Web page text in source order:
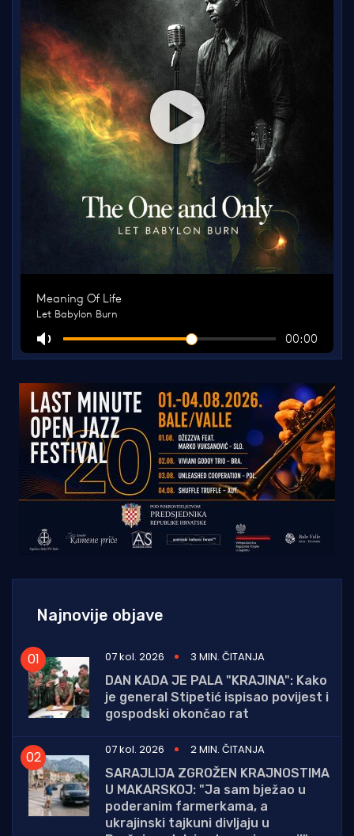
Najnovije objave
07 kol. 2026
3 MIN. ČITANJA
DAN KADA JE PALA "KRAJINA": Kako
je general Stipetić ispisao povijest i
gospodski okončao rat
07 kol. 2026
2 MIN. ČITANJA
SARAJLIJA ZGROŽEN KRAJNOSTIMA
U MAKARSKOJ: "Ja sam bježao u
poderanim farmerkama, a
ukrajinski tajkuni divljaju u